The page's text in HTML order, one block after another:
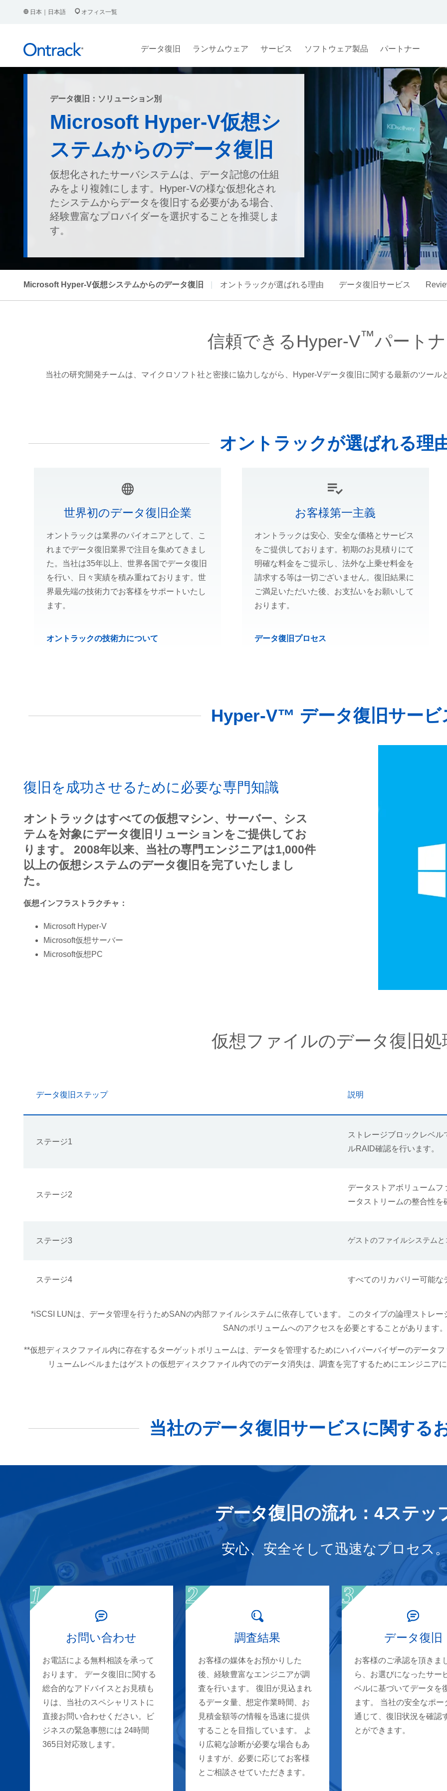
日本｜日本語 オフィス一覧
データ復旧 ランサムウェア サービス ソフトウェア製品 パートナー
データ復旧：ソリューション別
Microsoft Hyper-V仮想シ
ステムからのデータ復旧
仮想化されたサーバシステムは、データ記憶の仕組
みをより複雑にします。Hyper-Vの様な仮想化され
たシステムからデータを復旧する必要がある場合、
経験豊富なプロバイダーを選択することを推奨しま
す。
Microsoft Hyper-V仮想システムからのデータ復旧 オントラックが選ばれる理由 データ復旧サービス
信頼できるHyper-V™パート
当社の研究開発チームは、マイクロソフト社と密接に協力しながら、Hyper-Vデータ復旧に関する最新のツー
オントラックが選ばれる理
世界初のデータ復旧企業
オントラックは業界のパイオニアとして、こ
れまでデータ復旧業界で注目を集めてきまし
た。当社は35年以上、世界各国でデータ復旧
を行い、日々実績を積み重ねております。世
界最先端の技術力でお客様をサポートいたし
ます。
オントラックの技術力について
お客様第一主義
オントラックは安心、安全な価格とサービス
をご提供しております。初期のお見積りにて
明確な料金をご提示し、法外な上乗せ料金を
請求する等は一切ございません。復旧結果に
ご満足いただいた後、お支払いをお願いして
おります。
データ復旧プロセス
Hyper-V™ データ復旧サービ
復旧を成功させるために必要な専門知識
オントラックはすべての仮想マシン、サーバー、シス
テムを対象にデータ復旧リューションをご提供してお
ります。 2008年以来、当社の専門エンジニアは1,000件
以上の仮想システムのデータ復旧を完了いたしまし
た。
仮想インフラストラクチャ：
Microsoft Hyper-V
Microsoft仮想サーバー
Microsoft仮想PC
仮想ファイルのデータ復旧処
データ復旧ステップ 説明
ステージ1
ストレージブロックレベ
ルRAID確認を行います。
ステージ2
データストアボリューム
ータストリームの整合性を
ステージ3 ゲストのファイルシステム
ステージ4 すべてのリカバリー可能
*iSCSI LUNは、データ管理を行うためSANの内部ファイルシステムに依存しています。 このタイプの論理ストレ
SANのボリュームへのアクセスを必要とすることがあります。
**仮想ディスクファイル内に存在するターゲットボリュームは、データを管理するためにハイパーバイザーのデータ
リュームレベルまたはゲストの仮想ディスクファイル内でのデータ消失は、調査を完了するためにエンジニア
当社のデータ復旧サービスに関する
データ復旧の流れ：4ステッ
安心、安全そして迅速なプロセス
お問い合わせ
お電話による無料相談を承って
おります。 データ復旧に関する
総合的なアドバイスとお見積も
りは、当社のスペシャリストに
直接お問い合わせください。ビ
ジネスの緊急事態には 24時間
365日対応致します。
調査結果
お客様の媒体をお預かりした
後、経験豊富なエンジニアが調
査を行います。 復旧が見込まれ
るデータ量、想定作業時間、お
見積金額等の情報を迅速に提供
することを目指しています。 よ
り広範な診断が必要な場合もあ
りますが、必要に応じてお客様
とご相談させていただきます。
データ復旧
お客様のご承認を頂きま
ら、お選びになったサー
ベルに基づいてデータを
ます。 当社の安全なポー
通じて、復旧状況を確認
とができます。